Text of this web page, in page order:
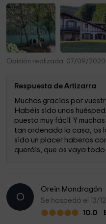
En media hora en coche se
además, Zarautz, Getaria y
guipuzcoana y el valle del
Navarra.
variedad de restaurantes y,
sidrerías en Astigarraga, al
Opinión realizada: 07/09/2020
Respuesta de Artizarra
Muchas gracias por
Habéis sido unos
puesto muy fácil. Y
tan ordenada la casa, os
sido un placer haberos
queráis, que os vaya todo
O
Orein Mondragón
Se hospedó el 13/
10.0